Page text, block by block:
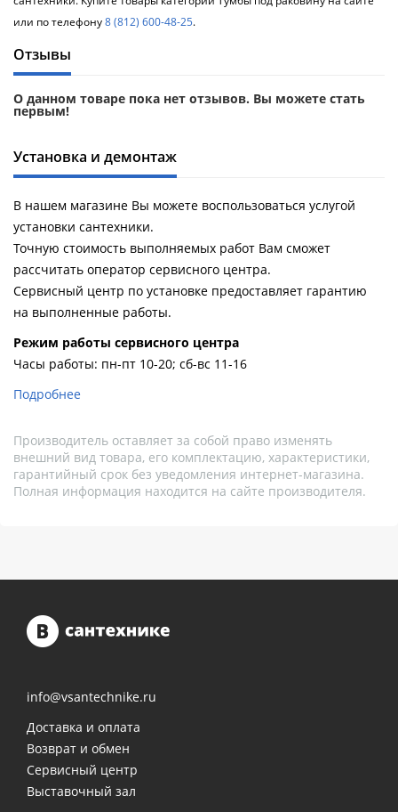
или по телефону8 (812) 600-48-25.
Отзывы
О данном товаре пока нет отзывов. Вы можете стать
первым!
Установка и демонтаж
В нашем магазине Вы можете воспользоваться услугой
установки сантехники.
Точную стоимость выполняемых работ Вам сможет
рассчитать оператор сервисного центра.
Сервисный центр по установке предоставляет гарантию
на выполненные работы.
Pежим работы сервисного центра
Часы работы: пн-пт 10-20; сб-вс 11-16
Подробнее
Производитель оставляет за собой право изменять
внешний вид товара, его комплектацию, характеристики,
гарантийный срок без уведомления интернет-магазина.
Полная информация находится на сайте производителя.
info@vsantechnike.ru
Доставка и оплата
Возврат и обмен
Сервисный центр
Выставочный зал